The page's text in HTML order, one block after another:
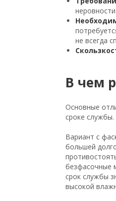
не всегда
В чем
Основные
сроке службы.
Вариант с
большей
безфасочные
срок службы
высокой